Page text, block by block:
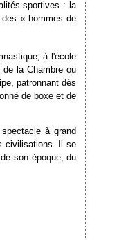
sportives : la
« hommes de
à l'école
la Chambre ou
patronnant dès
de boxe et de
à grand
civilisations. Il se
son époque, du